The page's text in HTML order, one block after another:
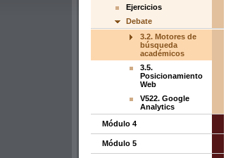
Ejercicios
Debate
3.2. Motores de
búsqueda
académicos
3.5.
Posicionamiento
Web
V522. Google
Analytics
Módulo 4
Módulo 5